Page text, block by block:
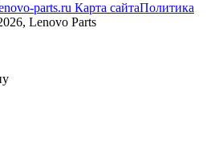
parts.ru Карта сайтаПолитика
Lenovo Parts